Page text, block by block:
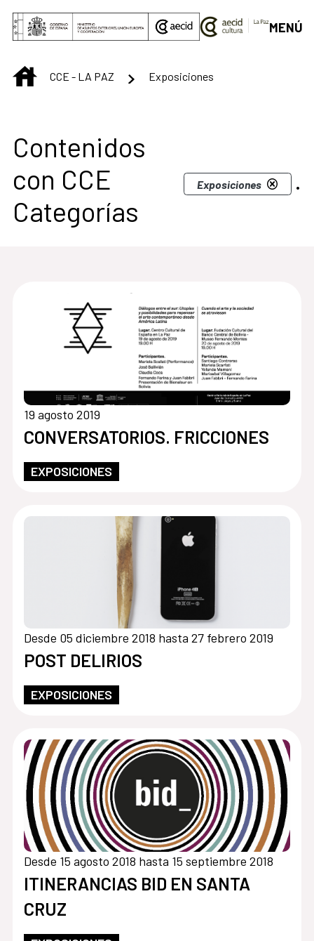
Saltar al contenido principal
MENÚ
INICIOCCE - LA PAZ Exposiciones
Contenidos
con CCE
Categorías
Exposiciones .
19 agosto 2019
CONVERSATORIOS. FRICCIONES
EXPOSICIONES
Desde 05 diciembre 2018 hasta 27 febrero 2019
POST DELIRIOS
EXPOSICIONES
Desde 15 agosto 2018 hasta 15 septiembre 2018
ITINERANCIAS BID EN SANTA
CRUZ